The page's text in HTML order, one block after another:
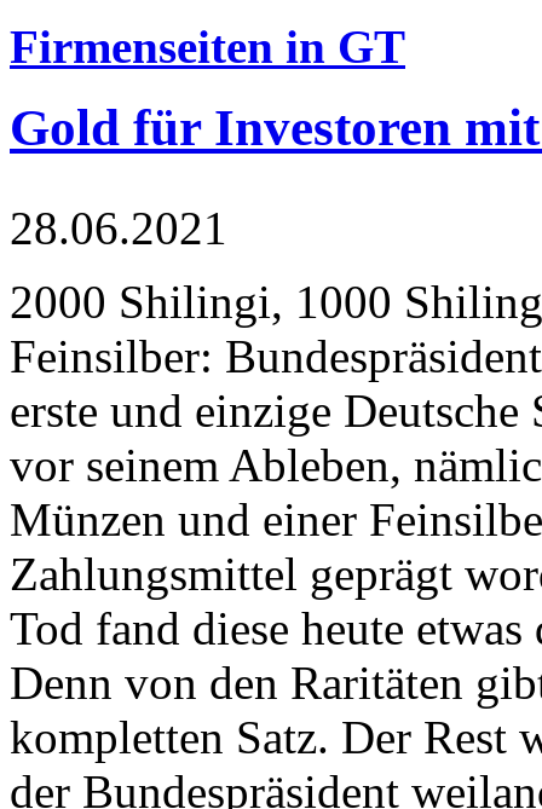
Firmenseiten in GT
Gold für Investoren
28.06.2021
2000 Shilingi, 1000
Feinsilber:
erste und einzige Deutsche
vor seinem Ableben,
Münzen und einer
Zahlungsmittel geprägt
Tod fand diese heute
Denn von den Raritäten
kompletten Satz. Der Rest
der Bundespräsident